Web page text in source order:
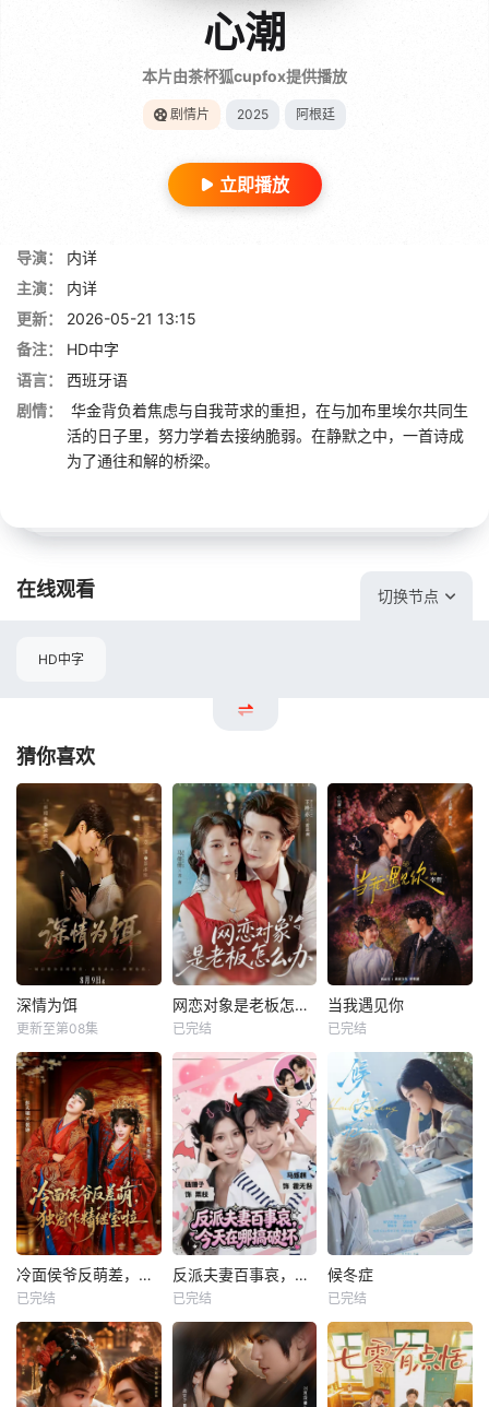
心潮
本片由茶杯狐cupfox提供播放
剧情片 2025 阿根廷
立即播放
导演：
内详
主演：
内详
更新：
2026-05-21 13:15
备注：
HD中字
语言：
西班牙语
剧情：
华金背负着焦虑与自我苛求的重担，在与加布里埃尔共同生
活的日子里，努力学着去接纳脆弱。在静默之中，一首诗成
为了通往和解的桥梁。
在线观看 切换节点
HD中字
猜你喜欢
深情为饵
更新至第08集
网恋对象是老板怎么办
已完结
当我遇见你
已完结
冷面侯爷反萌差，独宠作精继室啦
已完结
反派夫妻百事哀，今天在哪搞破坏
已完结
候冬症
已完结